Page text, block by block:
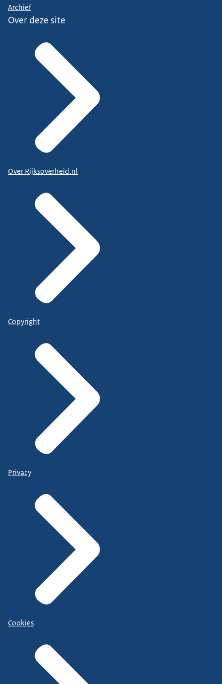
Archief
Over deze site
Over Rijksoverheid.nl
Copyright
Privacy
Cookies